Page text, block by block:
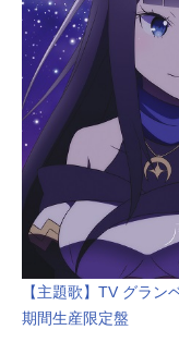
【主題歌】TV グラ
期間生産限定盤